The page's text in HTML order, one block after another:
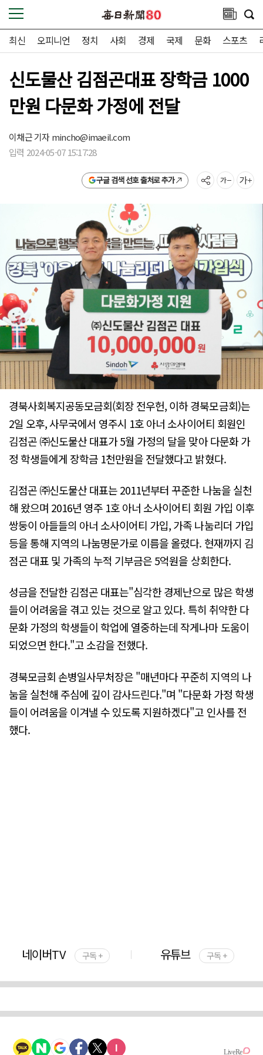
최신 오피니언 정치 사회 경제 국제 문화 스포츠
신도물산 김점곤대표 장학금 1000
만원 다문화 가정에 전달
이채근 기자mincho@imaeil.com
입력 2024-05-07 15:17:28
구글 검색 선호 출처로 추가
경북사회복지공동모금회(회장 전우헌, 이하 경북모금회)는
2일 오후, 사무국에서 영주시 1호 아너 소사이어티 회원인
김점곤 ㈜신도물산 대표가 5월 가정의 달을 맞아 다문화 가
정 학생들에게 장학금 1천만원을 전달했다고 밝혔다.
김점곤 ㈜신도물산 대표는 2011년부터 꾸준한 나눔을 실천
해 왔으며 2016년 영주 1호 아너 소사이어티 회원 가입 이후
쌍둥이 아들들의 아너 소사이어티 가입, 가족 나눔리더 가입
등을 통해 지역의 나눔명문가로 이름을 올렸다. 현재까지 김
점곤 대표 및 가족의 누적 기부금은 5억원을 상회한다.
성금을 전달한 김점곤 대표는"심각한 경제난으로 많은 학생
들이 어려움을 겪고 있는 것으로 알고 있다. 특히 취약한 다
문화 가정의 학생들이 학업에 열중하는데 작게나마 도움이
되었으면 한다."고 소감을 전했다.
경북모금회 손병일사무처장은 "매년마다 꾸준히 지역의 나
눔을 실천해 주심에 깊이 감사드린다."며 "다문화 가정 학생
들이 어려움을 이겨낼 수 있도록 지원하겠다"고 인사를 전
했다.
네이버TV 구독 + 유튜브 구독 +